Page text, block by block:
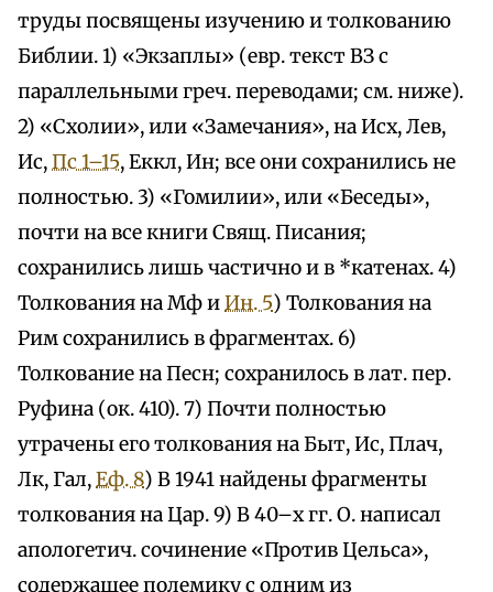
труды посвящены изучению и толкованию
Библии. 1) «Экзаплы» (евр. текст ВЗ с
параллельными греч. переводами; см. ниже).
2) «Схолии», или «Замечания», на Исх, Лев,
Ис,Пс 1–15, Еккл, Ин; все они сохранились не
полностью. 3) «Гомилии», или «Беседы»,
почти на все книги Свящ. Писания;
сохранились лишь частично и в *катенах. 4)
Толкования на Мф иИн. 5) Толкования на
Рим сохранились в фрагментах. 6)
Толкование на Песн; сохранилось в лат. пер.
Руфина (ок. 410). 7) Почти полностью
утрачены его толкования на Быт, Ис, Плач,
Лк, Гал,Еф. 8) В 1941 найдены фрагменты
толкования на Цар. 9) В 40–х гг. О. написал
апологетич. сочинение «Против Цельса»,
содержащее полемику с одним из